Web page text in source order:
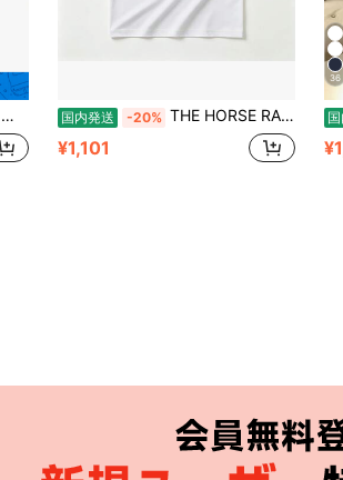
国内発送 -20% THE HORSE RACE パロディ Tシャツ - ユニークな競馬デザイン、綿100%・通気性抜群、柔らかい肌触り、夏に最適、競馬ファンへのプレゼント、誕生日・記念日・ギフトに最適
¥1,101
36